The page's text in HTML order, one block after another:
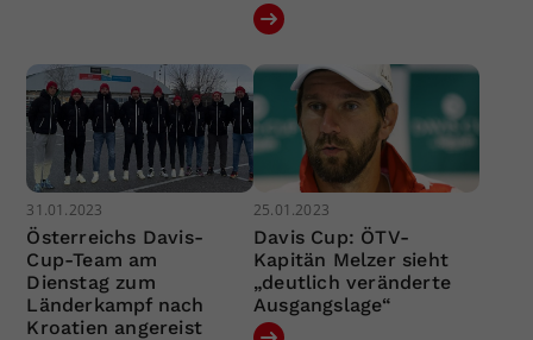
31.01.2023
Österreichs Davis-
Cup-Team am
Dienstag zum
Länderkampf nach
Kroatien angereist
25.01.2023
Davis Cup: ÖTV-
Kapitän Melzer sieht
„deutlich veränderte
Ausgangslage“